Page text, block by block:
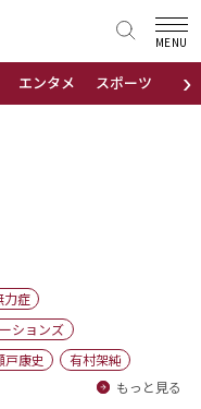
›
エンタメ スポーツ 地域
MENU
力症
ションズ
戸康史
有村架純
もっと見る